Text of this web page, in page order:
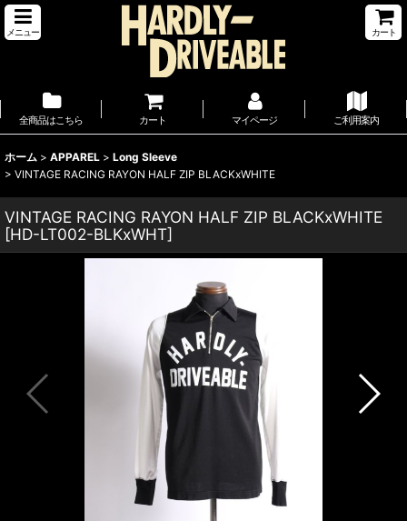
メニュー カート
全商品はこちら カート マイページ ご利用案内
ホーム > APPAREL > Long Sleeve
> VINTAGE RACING RAYON HALF ZIP BLACKxWHITE
VINTAGE RACING RAYON HALF ZIP BLACKxWHITE
[HD-LT002-BLKxWHT]